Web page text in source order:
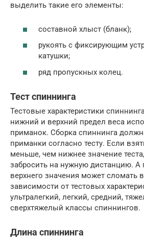
выделить такие его элементы:
составной хлыст (бланк);
рукоять с фиксирующим
катушки;
ряд пропускных колец.
Тест спиннинга
Тестовые характеристики
нижний и верхний предел веса
приманок. Сборка спиннинга
приманки согласно тесту. Если
меньше, чем нижнее значение
забросить на нужную дистанцию. А
верхнего значения может сломать
зависимости от тестовых
ультралегкий, легкий, средний,
сверхтяжелый классы спиннингов.
Длина спиннинга